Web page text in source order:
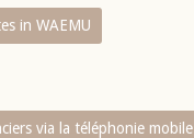
in WAEMU
via la téléphonie mobile